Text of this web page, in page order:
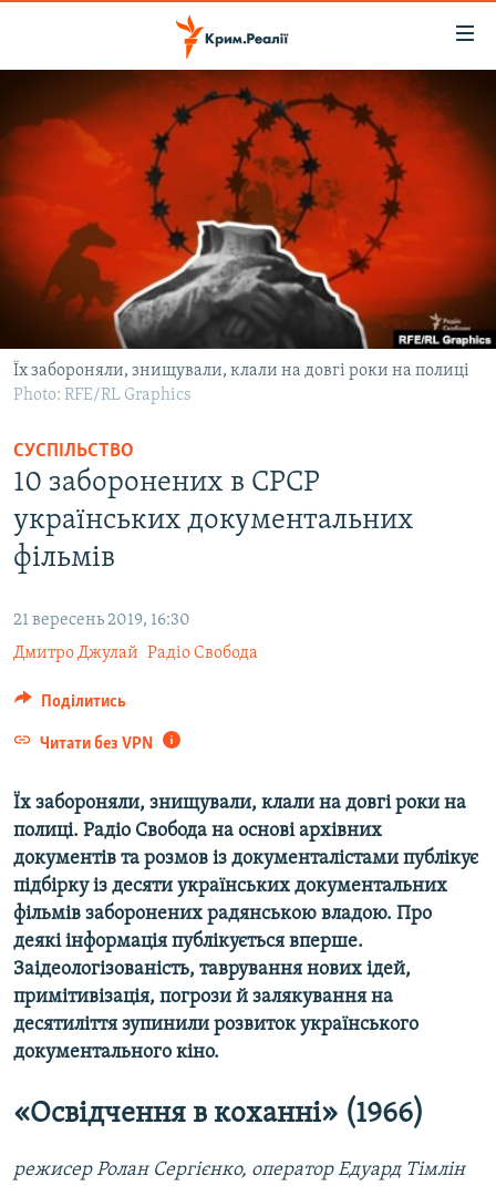
основного
Перейти
основної
навігації
Перейти
пошуку
НОВИНИ
ВОДА.КРИМ
ВІДЕО ТА ФОТО
ПОЛІТИКА
БЛОГИ
ПОГЛЯД
ІНТЕРВ'Ю
ВСЕ ЗА ДЕНЬ
ДЕПОРТАЦІЯ
ВІДЕОУРОКИ «ELIFBE»
СВІДЧЕННЯ ОКУПАЦІЇ
ЯК ОБІЙТИ БЛОКУВАННЯ
Русский
Qırımtatar
ДОЛУЧАЙСЯ!
Усі сайти RFE/RL
Їх забороняли, знищували, клали на довгі роки на полиці
Photo: RFE/RL Graphics
СУСПІЛЬСТВО
10 заборонених в СРСР
українських документальних
фільмів
21 вересень 2019, 16:30
Дмитро Джулай Радіо Свобода
Поділитись
Читати без VPN
Їх забороняли, знищували, клали на довгі роки на
полиці. Радіо Свобода на основі архівних
документів та розмов із документалістами публікує
підбірку із десяти українських документальних
фільмів заборонених радянською владою. Про
деякі інформація публікується вперше.
Заідеологізованість, таврування нових ідей,
примітивізація, погрози й залякування на
десятиліття зупинили розвиток українського
документального кіно.
«Освідчення в коханні» (1966)
режисер Ролан Сергієнко, оператор Едуард Тімлін